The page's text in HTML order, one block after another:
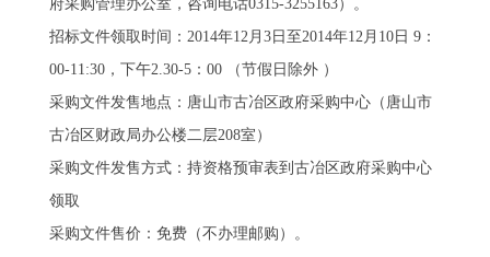
府采购管理办公室，咨询电话0315-3255163）。
招标文件领取时间：2014年12月3日至2014年12月10日 9：
00-11:30，下午2.30-5：00 （节假日除外 ）
采购文件发售地点：唐山市古冶区政府采购中心（唐山市
古冶区财政局办公楼二层208室）
采购文件发售方式：持资格预审表到古冶区政府采购中心
领取
采购文件售价：免费（不办理邮购）。